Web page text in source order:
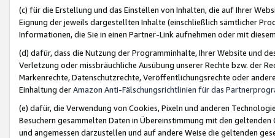
(c) für die Erstellung und das Einstellen von Inhalten, die auf Ihrer
Eignung der jeweils dargestellten Inhalte (einschließlich sämtlicher
Informationen, die Sie in einen Partner-Link aufnehmen oder mit
(d) dafür, dass die Nutzung der Programminhalte, Ihrer Website und
Verletzung oder missbräuchliche Ausübung unserer Rechte bzw. der
Markenrechte, Datenschutzrechte, Veröffentlichungsrechte oder
Einhaltung derAmazon Anti-Fälschungsrichtlinien für das
(e) dafür, die Verwendung von Cookies, Pixeln und anderen
Besuchern gesammelten Daten in Übereinstimmung mit den
und angemessen darzustellen und auf andere Weise die geltenden